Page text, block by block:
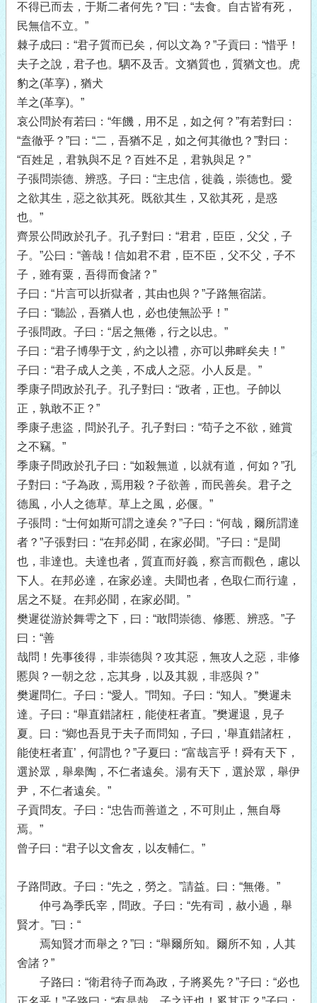
不得已而去，于斯二者何先？”曰：“去食。自古皆有死，
民無信不立。”
棘子成曰：“君子質而已矣，何以文為？”子貢曰：“惜乎！
夫子之說，君子也。駟不及舌。文猶質也，質猶文也。虎
豹之(革享)，猶犬
羊之(革享)。”
哀公問於有若曰：“年饑，用不足，如之何？”有若對曰：
“盍徹乎？”曰：“二，吾猶不足，如之何其徹也？”對曰：
“百姓足，君孰與不足？百姓不足，君孰與足？”
子張問崇德、辨惑。子曰：“主忠信，徙義，崇德也。愛
之欲其生，惡之欲其死。既欲其生，又欲其死，是惑
也。”
齊景公問政於孔子。孔子對曰：“君君，臣臣，父父，子
子。”公曰：“善哉！信如君不君，臣不臣，父不父，子不
子，雖有粟，吾得而食諸？”
子曰：“片言可以折獄者，其由也與？”子路無宿諾。
子曰：“聽訟，吾猶人也，必也使無訟乎！”
子張問政。子曰：“居之無倦，行之以忠。”
子曰：“君子博學于文，約之以禮，亦可以弗畔矣夫！”
子曰：“君子成人之美，不成人之惡。小人反是。”
季康子問政於孔子。孔子對曰：“政者，正也。子帥以
正，孰敢不正？”
季康子患盜，問於孔子。孔子對曰：“苟子之不欲，雖賞
之不竊。”
季康子問政於孔子曰：“如殺無道，以就有道，何如？”孔
子對曰：“子為政，焉用殺？子欲善，而民善矣。君子之
德風，小人之德草。草上之風，必偃。”
子張問：“士何如斯可謂之達矣？”子曰：“何哉，爾所謂達
者？”子張對曰：“在邦必聞，在家必聞。”子曰：“是聞
也，非達也。夫達也者，質直而好義，察言而觀色，慮以
下人。在邦必達，在家必達。夫聞也者，色取仁而行違，
居之不疑。在邦必聞，在家必聞。”
樊遲從游於舞雩之下，曰：“敢問崇德、修慝、辨惑。”子
曰：“善
哉問！先事後得，非崇德與？攻其惡，無攻人之惡，非修
慝與？一朝之忿，忘其身，以及其親，非惑與？”
樊遲問仁。子曰：“愛人。”問知。子曰：“知人。”樊遲未
達。子曰：“舉直錯諸枉，能使枉者直。”樊遲退，見子
夏。曰：“鄉也吾見于夫子而問知，子曰，‘舉直錯諸枉，
能使枉者直’，何謂也？”子夏曰：“富哉言乎！舜有天下，
選於眾，舉皋陶，不仁者遠矣。湯有天下，選於眾，舉伊
尹，不仁者遠矣。”
子貢問友。子曰：“忠告而善道之，不可則止，無自辱
焉。”
曾子曰：“君子以文會友，以友輔仁。”
子路問政。子曰：“先之，勞之。”請益。曰：“無倦。”
仲弓為季氏宰，問政。子曰：“先有司，赦小過，舉
賢才。”曰：“
焉知賢才而舉之？”曰：“舉爾所知。爾所不知，人其
舍諸？”
子路曰：“衛君待子而為政，子將奚先？”子曰：“必也